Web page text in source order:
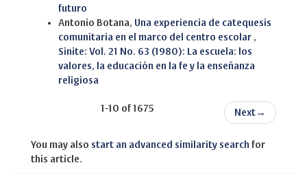
futuro
Antonio Botana, Una experiencia de catequesis
comunitaria en el marco del centro escolar ,
Sinite: Vol. 21 No. 63 (1980): La escuela: los
valores, la educación en la fe y la enseñanza
religiosa
1-10 of 1675 Next →
You may also start an advanced similarity search for
this article.